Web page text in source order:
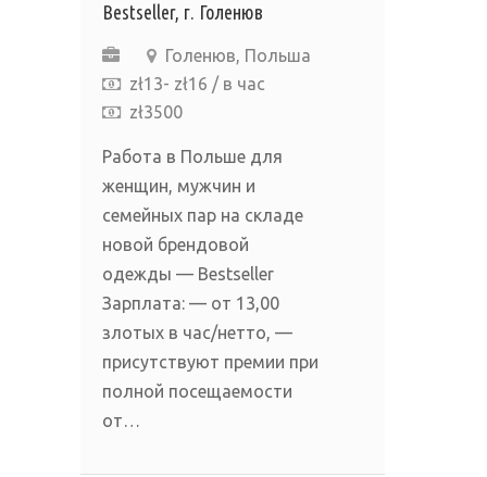
Bestseller, г. Голенюв
Голенюв, Польша
zł13- zł16 / в час
zł3500
Работа в Польше для
женщин, мужчин и
семейных пар на складе
новой брендовой
одежды — Bestseller
Зарплата: — от 13,00
злотых в час/нетто, —
присутствуют премии при
полной посещаемости
от…